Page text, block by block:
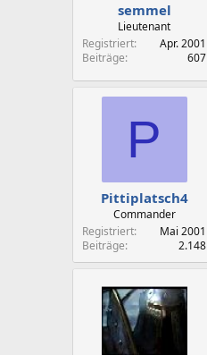
semmel
Lieutenant
Registriert
Apr. 2001
Beiträge
607
P
Pittiplatsch4
Commander
Registriert
Mai 2001
Beiträge
2.148